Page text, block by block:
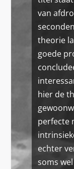
van
theorie
goede
hier de
perfecte
echter
soms